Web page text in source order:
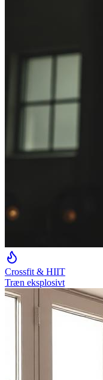
Crossfit & HIIT
Træn eksplosivt